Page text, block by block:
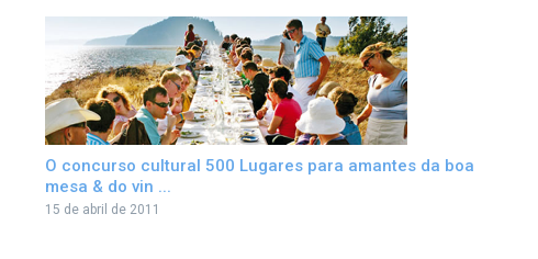
O concurso cultural 500 Lugares para amantes da boa
mesa & do vin ...
15 de abril de 2011